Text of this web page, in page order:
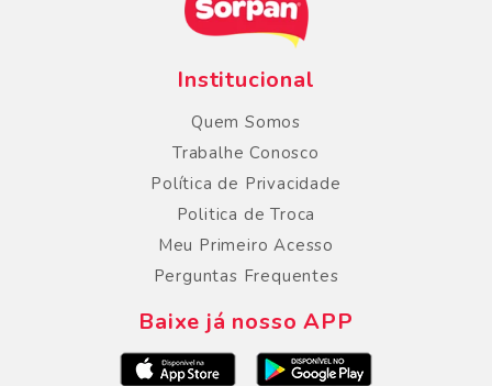
Institucional
Quem Somos
Trabalhe Conosco
Política de Privacidade
Politica de Troca
Meu Primeiro Acesso
Perguntas Frequentes
Baixe já nosso APP